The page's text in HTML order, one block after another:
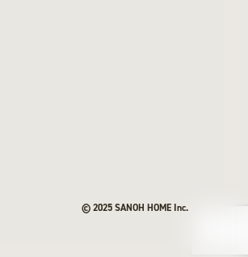
© 2025 SANOH HOME Inc.